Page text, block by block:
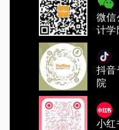
微信
计学
抖音
院
小红